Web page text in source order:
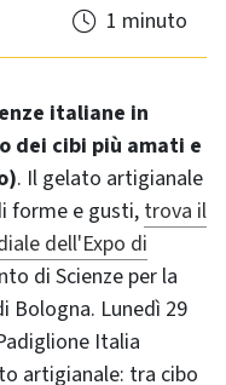
1 minuto
italiane in
dei cibi più amati e
. Il gelato artigianale
forme e gusti, trova il
dell'Expo di
di Scienze per la
Bologna. Lunedì 29
Italia
artigianale: tra cibo